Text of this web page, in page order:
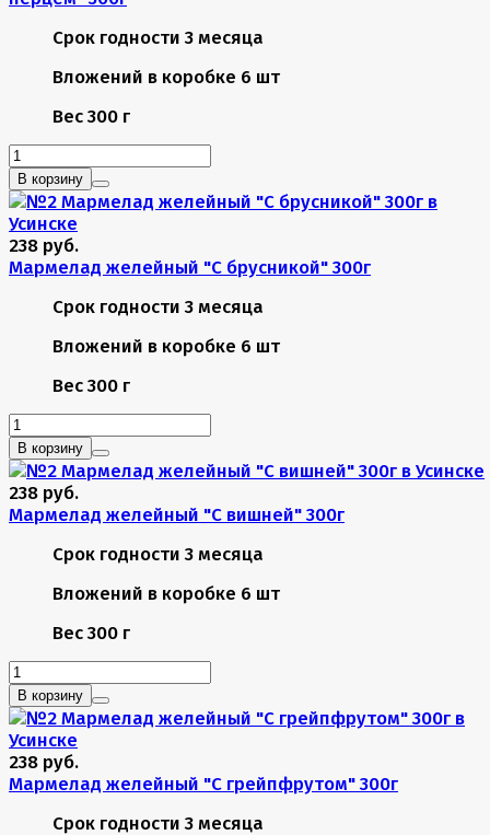
Срок годности 3 месяца
Вложений в коробке 6 шт
Вес 300 г
В корзину
238 руб.
Мармелад желейный "С брусникой" 300г
Срок годности 3 месяца
Вложений в коробке 6 шт
Вес 300 г
В корзину
238 руб.
Мармелад желейный "С вишней" 300г
Срок годности 3 месяца
Вложений в коробке 6 шт
Вес 300 г
В корзину
238 руб.
Мармелад желейный "С грейпфрутом" 300г
Срок годности 3 месяца